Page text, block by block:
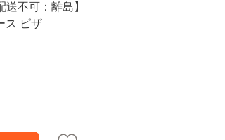
不可：離島】
ス ピザ